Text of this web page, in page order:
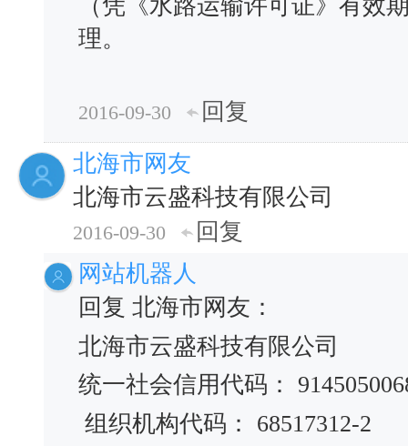
（凭《水路运输许可证》有效
理。
2016-09-30
回复
北海市网友
北海市云盛科技有限公司
2016-09-30
回复
网站机器人
回复 北海市网友：
北海市云盛科技有限公司
统一社会信用代码：
组织机构代码： 68517312-2